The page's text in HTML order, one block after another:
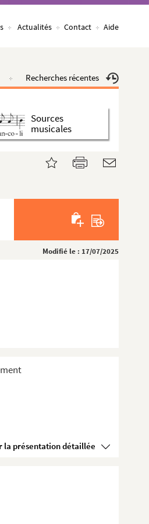
Actualités Contact Aide
Recherches récentes
Sources
musicales
Modifié le : 17/07/2025
Voir la présentation détaillée